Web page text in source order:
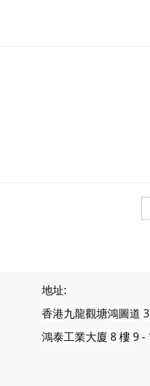
地址:
香港九龍觀塘鴻圖道
鴻泰工業大廈 8 樓9 -